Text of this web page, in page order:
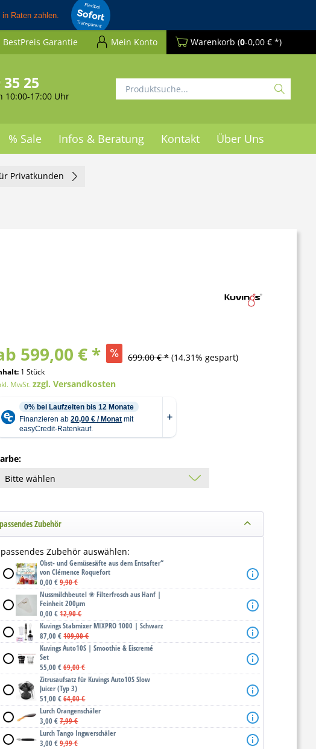
Garantie Mein Konto Warenkorb (0-0,00 € *)
35 25
10:00-17:00 Uhr
% Sale Infos & Beratung Kontakt Über Uns
Privatkunden
599,00 € * 699,00 € * (14,31% gespart)
1 Stück
MwSt.zzgl. Versandkosten
passendes Zubehör
passendes Zubehör auswählen:
Obst- und Gemüsesäfte aus dem Entsafter“
von Clémence Roquefort
0,00 €9,90 €
Nussmilchbeutel ❀ Filterfrosch aus Hanf |
Feinheit 200μm
0,00 €12,90 €
Kuvings Stabmixer MIXPRO 1000 | Schwarz
87,00 €109,00 €
Kuvings Auto10S | Smoothie & Eiscremé
Set
55,00 €69,00 €
Zitrusaufsatz für Kuvings Auto10S Slow
Juicer (Typ 3)
51,00 €64,00 €
Lurch Orangenschäler
3,00 €7,99 €
Lurch Tango Ingwerschäler
3,00 €9,99 €